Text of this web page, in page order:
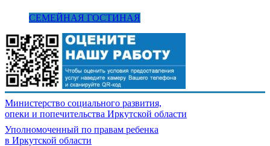
СЕМЕЙНАЯ ГОСТИНАЯ
Министерство социального развития,
опеки и попечительства Иркутской области
Уполномоченный по правам ребенка
в Иркутской области